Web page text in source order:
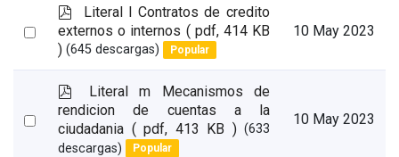
Select
p
d
f
Literal l Contratos de credito
externos o internos ( pdf, 414 KB
) (645 descargas) Popular
10 May 2023
Select
p
d
f
Literal m Mecanismos de
rendicion de cuentas a la
ciudadania ( pdf, 413 KB ) (633
descargas)
Popular
10 May 2023